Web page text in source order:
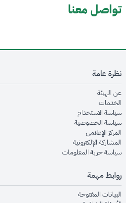
تواصل معنا
نظرة عامة
عن الهيئةopens in new window
الخدماتopens in new window
سياسة الاستخدامopens in new window
سياسة الخصوصيةopens in new window
المركز الإعلاميopens in new window
المشاركة الإلكترونيةopens in new window
سياسة حرية المعلوماتopens in new window
روابط مهمة
البيانات المفتوحةopens in new window